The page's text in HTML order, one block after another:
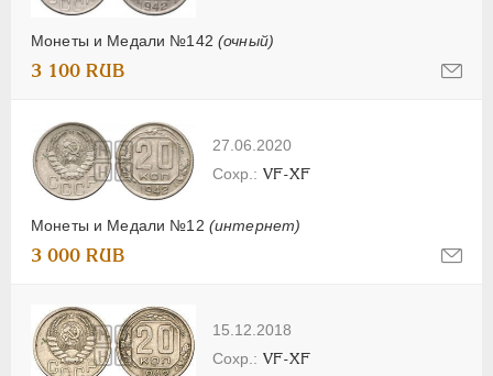
Монеты и Медали №142 (очный)
3 100 RUB
27.06.2020
Монеты и Медали №12 (интернет)
VF-XF
3 000 RUB
15.12.2018
VF-XF